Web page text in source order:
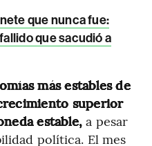
que nunca fue:
que sacudió a
más estables de
superior
estable, a pesar
política. El mes